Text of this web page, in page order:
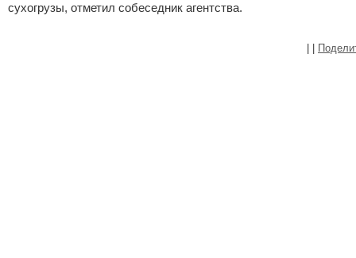
сухогрузы, отметил собеседник агентства.